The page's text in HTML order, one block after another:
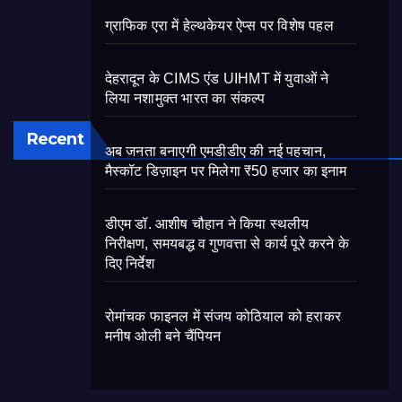
Recent
ग्राफिक एरा में हेल्थकेयर ऐप्स पर विशेष पहल
देहरादून के CIMS एंड UIHMT में युवाओं ने
लिया नशामुक्त भारत का संकल्प
अब जनता बनाएगी एमडीडीए की नई पहचान,
मैस्कॉट डिज़ाइन पर मिलेगा ₹50 हजार का इनाम
डीएम डॉ. आशीष चौहान ने किया स्थलीय
निरीक्षण, समयबद्ध व गुणवत्ता से कार्य पूरे करने के
दिए निर्देश
रोमांचक फाइनल में संजय कोठियाल को हराकर
मनीष ओली बने चैंपियन